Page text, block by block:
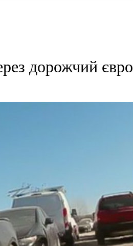
дорожчий євро